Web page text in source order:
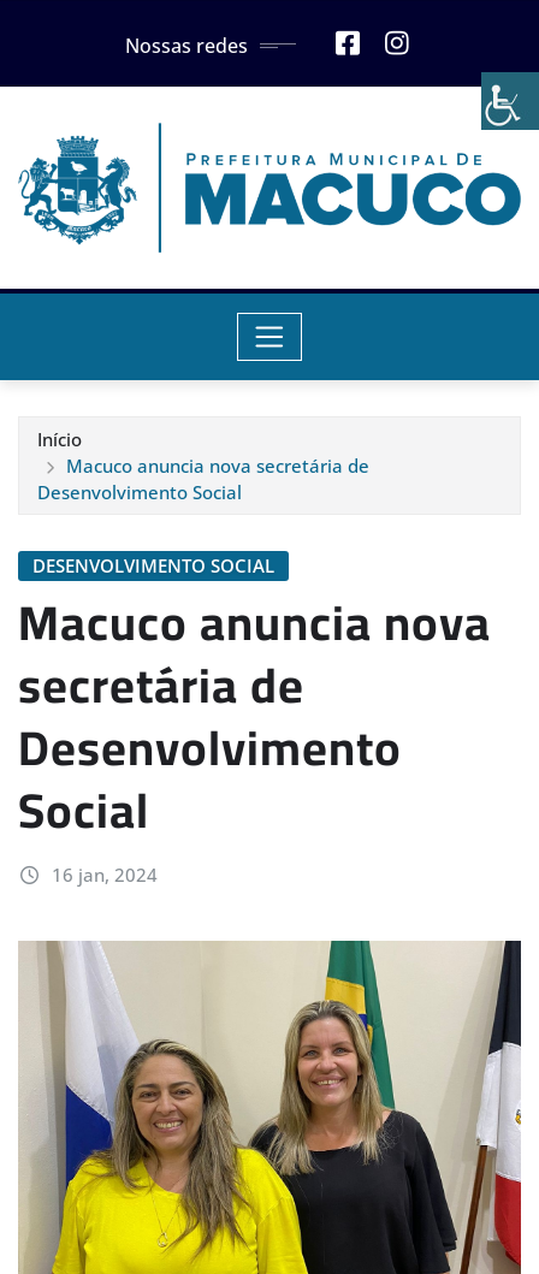
Nossas redes
Início
Macuco anuncia nova secretária de
Desenvolvimento Social
DESENVOLVIMENTO SOCIAL
Macuco anuncia nova
secretária de
Desenvolvimento
Social
16 jan, 2024